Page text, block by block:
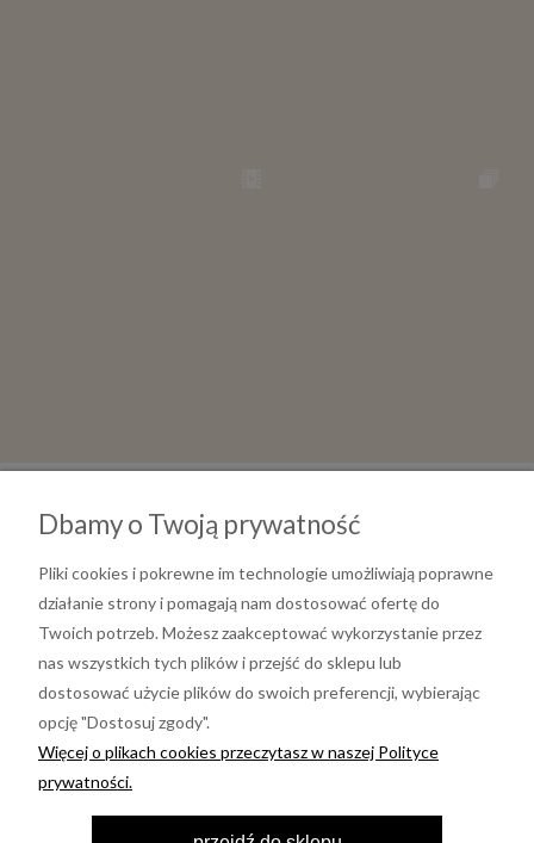
Informacje
Moje konto
Dbamy o Twoją prywatność
Pliki cookies i pokrewne im technologie umożliwiają poprawne
działanie strony i pomagają nam dostosować ofertę do
Twoich potrzeb. Możesz zaakceptować wykorzystanie przez
nas wszystkich tych plików i przejść do sklepu lub
dostosować użycie plików do swoich preferencji, wybierając
opcję "Dostosuj zgody".
Więcej o plikach cookies przeczytasz w naszej Polityce
prywatności.